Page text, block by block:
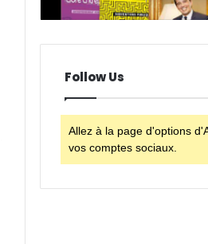
Follow Us
Allez à la page d'options
vos comptes sociaux.